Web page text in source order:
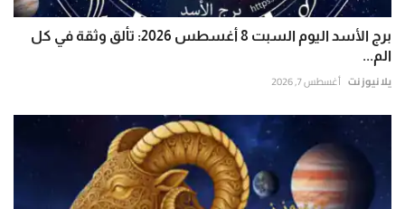
برج الأسد اليوم السبت 8 أغسطس 2026: تألق وثقة في كل
الم...
يلا نيوز نت أغسطس 7, 2026